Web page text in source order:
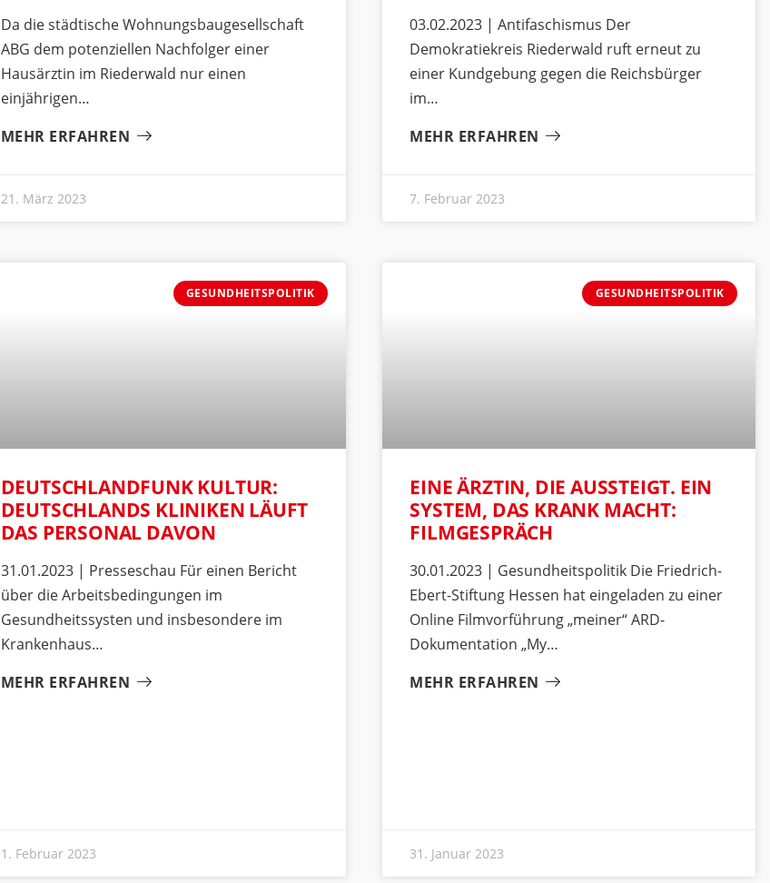
Da die städtische Wohnungsbaugesellschaft
ABG dem potenziellen Nachfolger einer
Hausärztin im Riederwald nur einen
einjährigen
MEHR ERFAHREN
21. März 2023
03.02.2023 | Antifaschismus Der
Demokratiekreis Riederwald ruft erneut zu
einer Kundgebung gegen die Reichsbürger
im
MEHR ERFAHREN
7. Februar 2023
GESUNDHEITSPOLITIK
DEUTSCHLANDFUNK KULTUR:
DEUTSCHLANDS KLINIKEN LÄUFT
DAS PERSONAL DAVON
31.01.2023 | Presseschau Für einen Bericht
über die Arbeitsbedingungen im
Gesundheitssysten und insbesondere im
Krankenhaus
MEHR ERFAHREN
1. Februar 2023
GESUNDHEITSPOLITIK
EINE ÄRZTIN, DIE AUSSTEIGT. EIN
SYSTEM, DAS KRANK MACHT:
FILMGESPRÄCH
30.01.2023 | Gesundheitspolitik Die Friedrich-
Ebert-Stiftung Hessen hat eingeladen zu einer
Online Filmvorführung „meiner“ ARD-
Dokumentation „My
MEHR ERFAHREN
31. Januar 2023